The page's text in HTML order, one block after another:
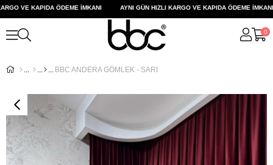
VE KAPIDA ÖDEME İMKANI AYNI GÜN HIZLI KARGO VE KAPIDA ÖDEME İMKANI
0
BBC ANDERA GÖMLEK - SARI